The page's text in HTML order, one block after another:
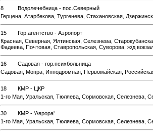
8
Водолечебница - пос.Северный
Герцена, Атарбекова, Тургенева, Стахановская,
15
Гор.агентство - Аэропорт
Красная, Северная, Ялтинская, Селезнева,
Фадеева, Почтовая, Ставропольская, Суворова, ж/д
16
Садовая - гор.психбольница
Садовая, Мопра, Ипподромная, Первомайская,
18
КМР - ЦКР
1-го Мая, Уральская, Тюляева, Сормовская, Селезнева,
30
КМР - 'Аврора'
1-го Мая, Уральская, Тюляева, Сормовская, Селезнева,